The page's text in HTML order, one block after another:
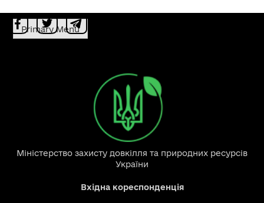
Primary Menu
Міністерство захисту довкілля та природних ресурсів
України
Вхідна кореспонденція